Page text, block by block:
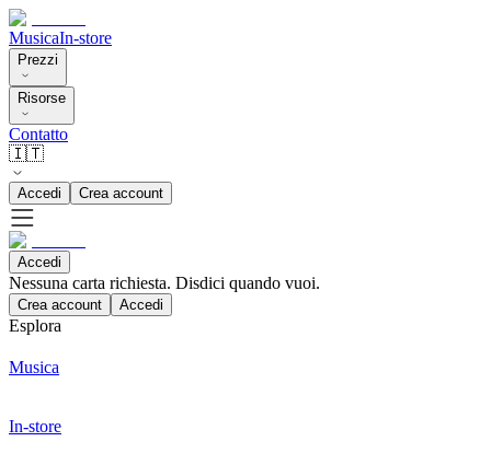
MusicaIn-store
Prezzi
Risorse
Contatto
🇮🇹
Accedi Crea account
Accedi
Nessuna carta richiesta. Disdici quando vuoi.
Crea account Accedi
Esplora
Musica
In-store